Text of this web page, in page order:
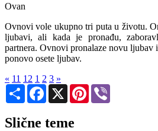
Ovan
Ovnovi vole ukupno tri puta u životu.
ljubavi, ali kada je pronađu,
partnera. Ovnovi pronalaze novu ljubav
ponovo osete ljubav.
« 11 12 1 2 3 »
Share Facebook
X Pinterest
Slične teme